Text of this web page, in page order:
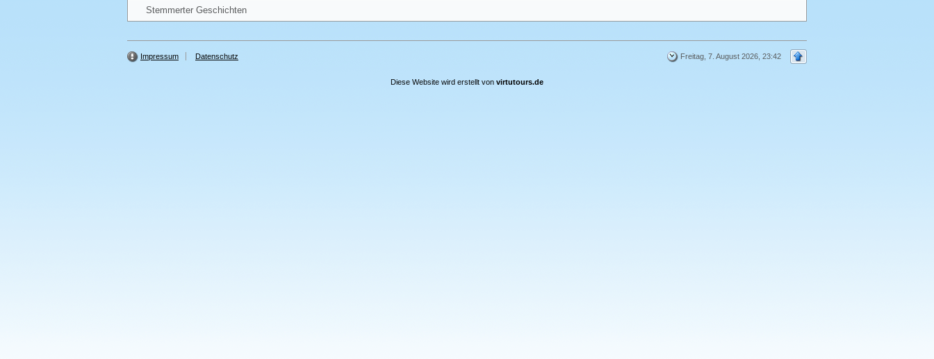
Stemmerter Geschichten
Impressum Datenschutz Freitag, 7. August 2026, 23:42
Diese Website wird erstellt von virtutours.de